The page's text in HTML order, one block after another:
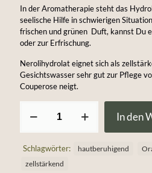
In der Aromatherapie steht das
seelische Hilfe in schwierigen
frischen und grünen Duft, kannst Du
oder zur Erfrischung.
Nerolihydrolat eignet sich als
Gesichtswasser sehr gut zur Pflege
Couperose neigt.
Neroliwasser
In den
Schlagwörter: hautberuhigend
zellstärkend